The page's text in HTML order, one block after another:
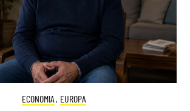
ECONOMIA , EUROPA